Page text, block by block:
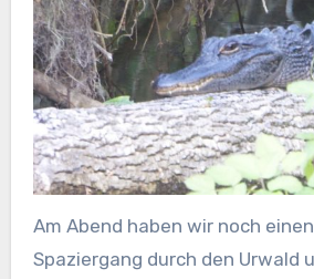
Am Abend haben wir noch
Spaziergang durch den Urwald